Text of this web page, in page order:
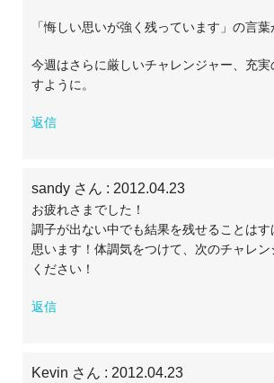
「悔しい思いが強く残っています」の言葉
今週はさらに厳しいチャレンジャー、充実
すように。
返信
sandy さん : 2012.04.23
お疲れさまでした！
調子が出ない中でも結果を残せることはす
思います！体調気をつけて、次のチャレ
ください！
返信
Kevin さん : 2012.04.23